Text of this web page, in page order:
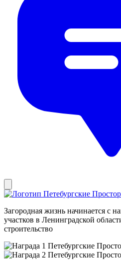
Загородная жизнь начинается с
участков в Ленинградской
строительство